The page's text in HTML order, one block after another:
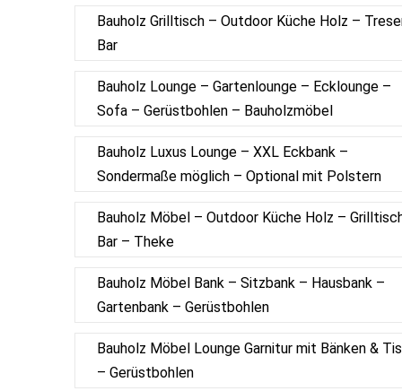
Bauholz Grilltisch – Outdoor Küche Holz –
Bar
Bauholz Lounge – Gartenlounge – Ecklounge –
Sofa – Gerüstbohlen – Bauholzmöbel
Bauholz Luxus Lounge – XXL Eckbank –
Sondermaße möglich – Optional mit Polstern
Bauholz Möbel – Outdoor Küche Holz –
Bar – Theke
Bauholz Möbel Bank – Sitzbank – Hausbank –
Gartenbank – Gerüstbohlen
Bauholz Möbel Lounge Garnitur mit Bänken &
– Gerüstbohlen